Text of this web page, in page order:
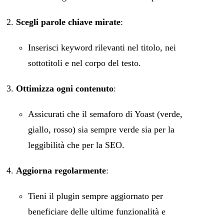
Scegli parole chiave mirate:
Inserisci keyword rilevanti nel titolo, nei
sottotitoli e nel corpo del testo.
Ottimizza ogni contenuto:
Assicurati che il semaforo di Yoast (verde,
giallo, rosso) sia sempre verde sia per la
leggibilità che per la SEO.
Aggiorna regolarmente:
Tieni il plugin sempre aggiornato per
beneficiare delle ultime funzionalità e